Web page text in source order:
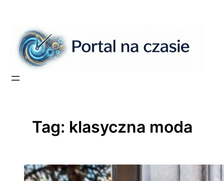
treści
Tag: klasyczna moda